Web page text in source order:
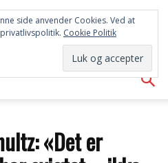
«Det er
side anvender Cookies. Ved at
Cookie Politik